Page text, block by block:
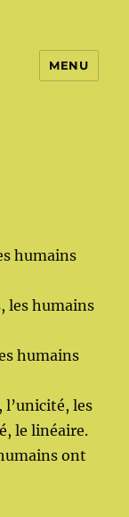
MENU
humains
les humains
humains
l’unicité, les
le linéaire.
ont